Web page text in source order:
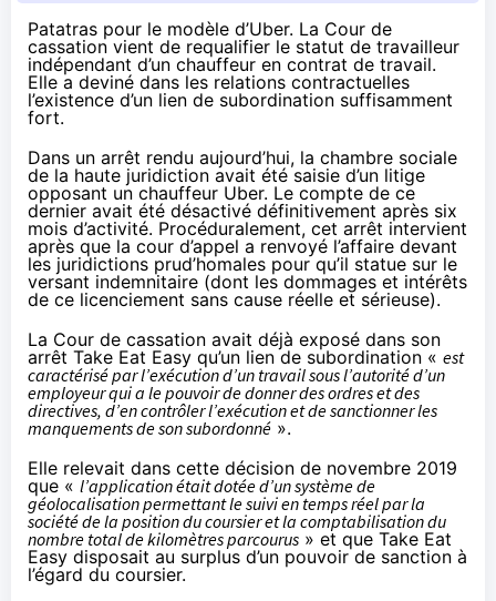
Patatras pour le modèle d’Uber. La Cour de
cassation vient de requalifier le statut de travailleur
indépendant d’un chauffeur en contrat de travail.
Elle a deviné dans les relations contractuelles
l’existence d’un lien de subordination suffisamment
fort.
Dans un arrêt rendu aujourd’hui, la chambre sociale
de la haute juridiction avait été saisie d’un litige
opposant un chauffeur Uber. Le compte de ce
dernier avait été désactivé définitivement après six
mois d’activité. Procéduralement, cet arrêt intervient
après que la cour d’appel a renvoyé l’affaire devant
les juridictions prud’homales pour qu’il statue sur le
versant indemnitaire (dont les dommages et intérêts
de ce licenciement sans cause réelle et sérieuse).
La Cour de cassation avait déjà exposé dans son
arrêt Take Eat Easy qu’un lien de subordination « est
caractérisé par l’exécution d’un travail sous l’autorité d’un
employeur qui a le pouvoir de donner des ordres et des
directives, d’en contrôler l’exécution et de sanctionner les
manquements de son subordonné ».
Elle relevait dans cette décision de novembre 2019
que « l’application était dotée d’un système de
géolocalisation permettant le suivi en temps réel par la
société de la position du coursier et la comptabilisation du
nombre total de kilomètres parcourus » et que Take Eat
Easy disposait au surplus d’un pouvoir de sanction à
l’égard du coursier.